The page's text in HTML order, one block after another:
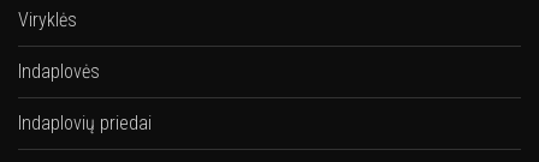
Viryklės
Indaplovės
Indaplovių priedai